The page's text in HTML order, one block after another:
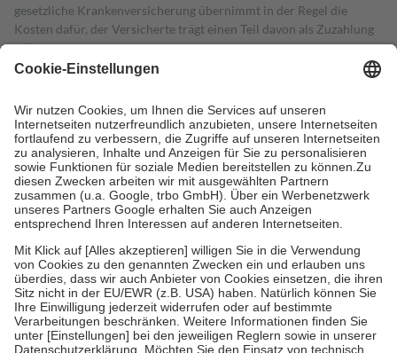
gesetzliche Krankenversicherung übernimmt in der Regel die
Kosten dafür, der Versicherte trägt einen Teil davon als Zuzahlung
mit.
Grundsätzlich leisten Mitglieder Zuzahlungen in Höhe von zehn
höchstens zehn Euro.
Es sind jedoch nie mehr als die tatsächlichen
Kosten der Leistung zu entrichten.
Diese Regeln gelten grundsätzlich auch für Online-Apotheken.
Bei Heilmitteln und häuslicher Krankenpflege beträgt die
Zuzahlung zehn Prozent der Kosten sowie zehn Euro je
Verordnung.
Um das Engagement der Versicherten für ihre eigene Gesundheit zu
stärken und die besondere Stellung der Familie zu unterstützen,
fallenkeine Zuzahlungenan bei:
• Kindern und Jugendlichen bis zum vollendeten 18. Lebensjahr
mit Ausnahme der Fahrkosten
• Untersuchungen zur Vorsorge und Früherkennung, die von der
GKV getragen werden
• empfohlenen Schutzimpfungen